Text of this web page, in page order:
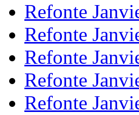
Refonte
Refonte
Refonte
Refonte
Refonte